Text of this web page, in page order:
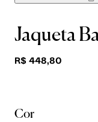
Jaqueta
R$ 448,80
Cor